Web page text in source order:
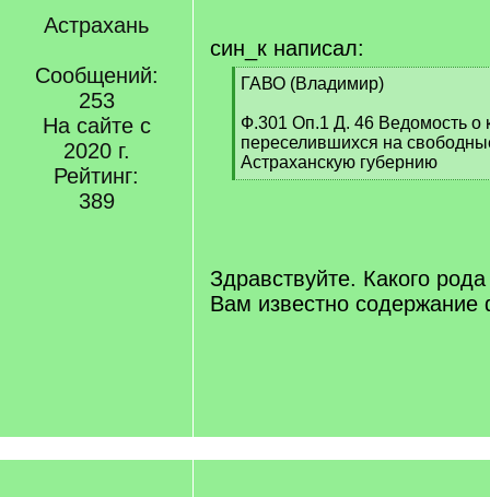
Астрахань
Сообщений:
253
На сайте с
2020 г.
Рейтинг:
389
син_к написал:
[
]
ГАВО (Владимир)
Ф.301 Оп.1 Д. 46 Ведомость о
переселившихся на
Астраханскую губернию
[
Здравствуйте. Какого
Вам известно содержание